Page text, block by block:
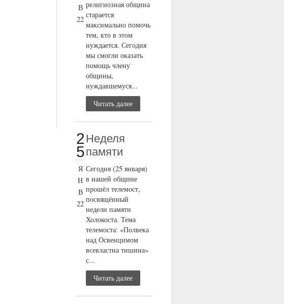
В
22
религиозная община
старается
максимально помочь
тем, кто в этом
нуждается. Сегодня
мы смогли оказать
помощь члену
общины,
нуждавшемуся...
Читать далее
2
5
Я
Н
В
22
Неделя
памяти
Сегодня (25 января)
в нашей общине
прошёл телемост,
посвящённый
недели памяти
Холокоста. Тема
телемоста: «Полвека
над Освенцимом
всевластна тишина»
с...
Читать далее